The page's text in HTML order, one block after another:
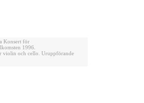
Konsert för
1996
violin och cello. Uruppförande